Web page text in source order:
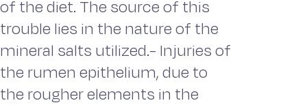
of the diet. The source of this
trouble lies in the nature of the
mineral salts utilized.- Injuries of
the rumen epithelium, due to
the rougher elements in the